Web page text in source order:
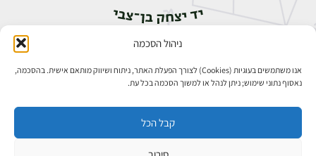
ניהול הסכמה
אנו משתמשים בעוגיות (Cookies) לצורך הפעלת האתר, ניתוח ושיווק מותאם אישית. בהסכמה,
נאסוף נתוני שימוש; ניתן לנהל או למשוך הסכמה בכל עת.
קבל הכל
אבן גבירול 14, רחביה, ירושלים